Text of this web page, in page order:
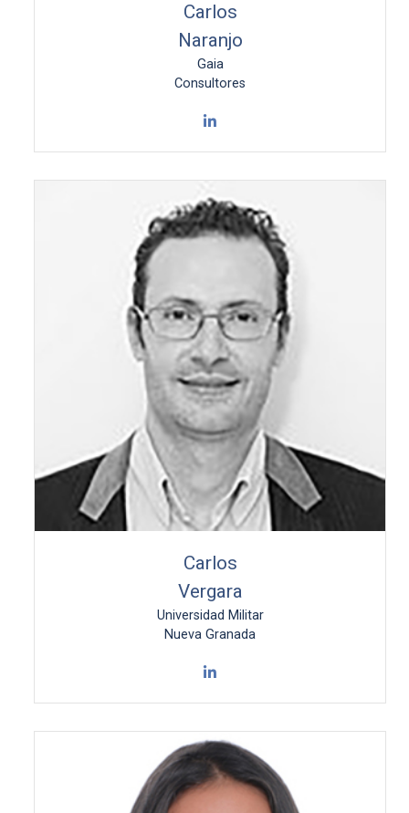
Carlos
Naranjo
Gaia
Consultores
Carlos
Vergara
Universidad Militar
Nueva Granada